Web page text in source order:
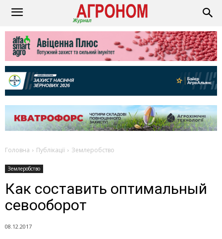
Головна Публікації Землеробство
Землеробство
Как составить оптимальный
севооборот
08.12.2017